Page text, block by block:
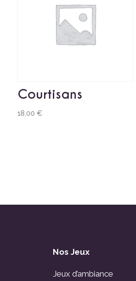
Courtisans
18,00€
Nos Jeux
Jeux d’ambiance